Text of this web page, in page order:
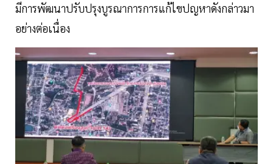
มีการพัฒนาปรับปรุงบูรณาการการแก้ไขปญหาดังกล่าวมา
อย่างต่อเนื่อง